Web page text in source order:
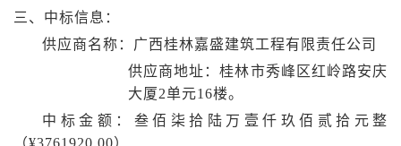
三、 中标信息：
供应商名称：广西桂林嘉盛建筑工程有限责任公司
供应商地址：桂林市秀峰区红岭路安庆
大厦2单元16楼。
中标 金额：叁佰柒拾陆万壹仟玖佰贰拾元整
（¥3761920.00）